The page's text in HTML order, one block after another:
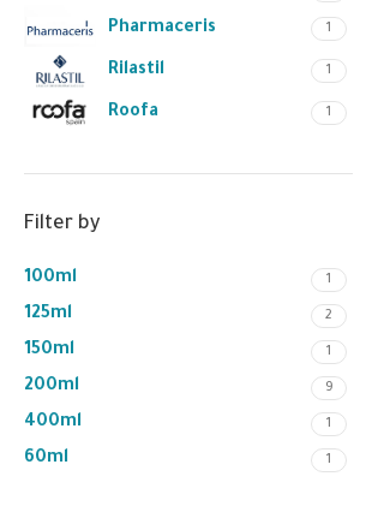
Pharmaceris 1
Rilastil 1
Roofa 1
Filter by
100ml 1
125ml 2
150ml 1
200ml 9
400ml 1
60ml 1